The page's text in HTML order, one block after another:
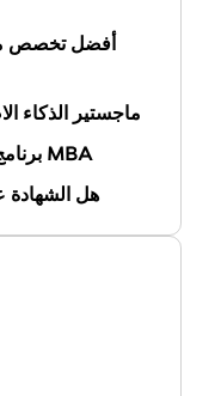
أفضل تخصص
ماجستير الذكاء
برنامج الماجستير في إدارة الأعمال MBA
هل الشهادة